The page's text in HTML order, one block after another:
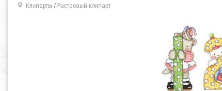
Клипарты / Растровый клипарт